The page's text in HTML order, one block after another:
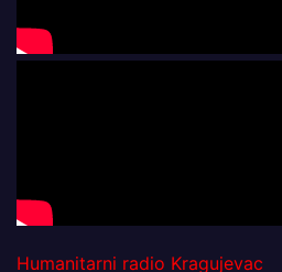
Humanitarni radio Kragujevac